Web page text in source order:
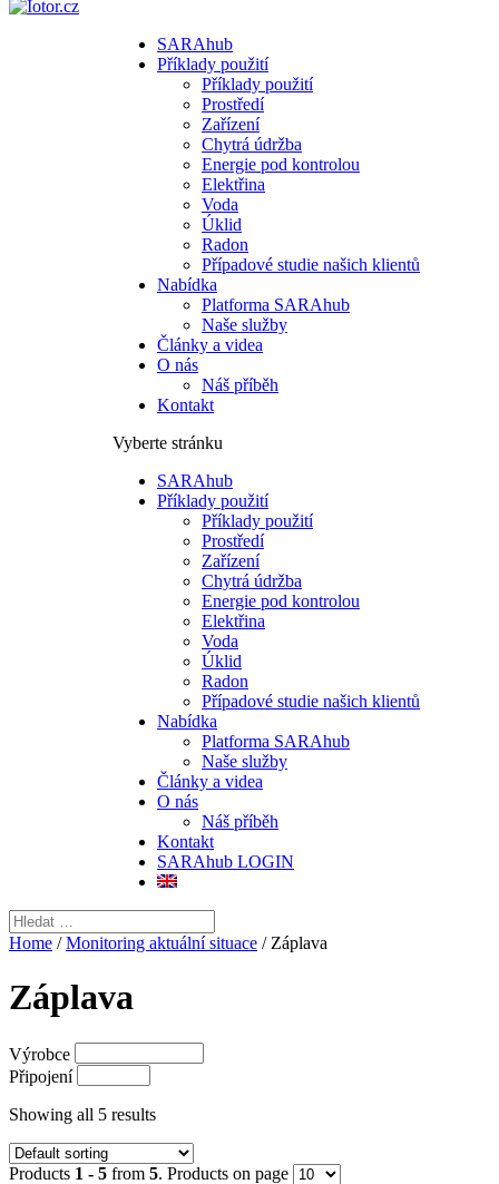
SARAhub
Příklady použití
Příklady použití
Prostředí
Zařízení
Chytrá údržba
Energie pod kontrolou
Elektřina
Voda
Úklid
Radon
Případové studie našich klientů
Nabídka
Platforma SARAhub
Naše služby
Články a videa
O nás
Náš příběh
Kontakt
Vyberte stránku
SARAhub
Příklady použití
Příklady použití
Prostředí
Zařízení
Chytrá údržba
Energie pod kontrolou
Elektřina
Voda
Úklid
Radon
Případové studie našich klientů
Nabídka
Platforma SARAhub
Naše služby
Články a videa
O nás
Náš příběh
Kontakt
SARAhub LOGIN
Home /Monitoring aktuální situace / Záplava
Záplava
Výrobce
Připojení
Showing all 5 results
Products 1 - 5 from 5. Products on page